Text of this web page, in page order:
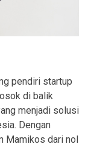
pendiri startup
di balik
menjadi solusi
Dengan
Mamikos dari nol